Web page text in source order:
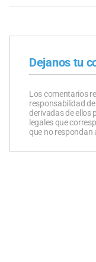
Dejanos tu
Los comentarios
responsabilidad
derivadas de ellos
legales que
que no respondan